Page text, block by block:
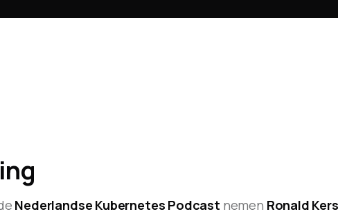
Nederlandse Kubernetes Podcast nemen Ronald